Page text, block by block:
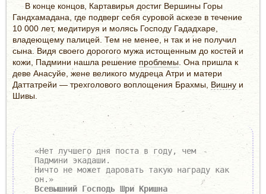
В конце концов, Картавирья достиг Вершины Горы
Гандхамадана, где подверг себя суровой аскезе в течение
10 000 лет, медитируя и молясь Господу Гададхаре,
владеющему палицей. Тем не менее, н так и не получил
сына. Видя своего дорогого мужа истощенным до костей и
кожи, Падмини нашла решениепроблемы . Она пришла к
деве Анасуйе, жене великого мудреца Атри и матери
Даттатрейи — трехголового воплощения Брахмы, Вишну и
Шивы.
«Нет лучшего дня поста в году, чем
Падмини экадаши.
Ничто не может даровать такую награду как
он.»
Всевышний Господь Шри Кришна